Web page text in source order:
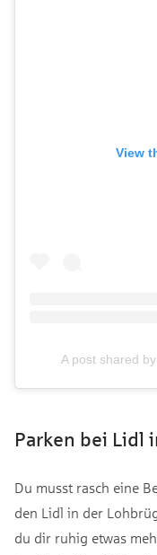
View
A post shared
Parken bei Lidl
Du musst rasch eine
den Lidl in der
du dir ruhig etwas